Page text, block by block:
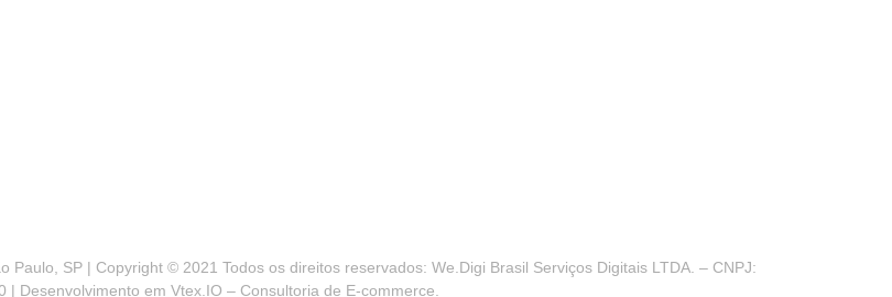
SP | Copyright © 2021 Todos os direitos reservados: We.Digi Brasil Serviços Digitais LTDA. – CNPJ:
| Desenvolvimento em Vtex.IO – Consultoria de E-commerce.